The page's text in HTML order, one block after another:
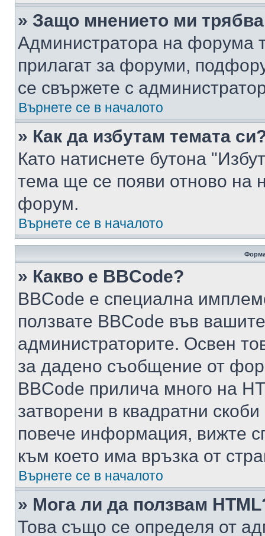
» Защо мнението ми
Администратора на форума
прилагат за форуми,
се свържете с
Върнете се в началото
» Как да избутам темата
Като натиснете бутона
тема ще се появи отново на
форум.
Върнете се в началото
» Какво е BBCode?
BBCode е специална
ползвате BBCode във
администраторите. Освен
за дадено съобщение от
BBCode прилича много на
затворени в квадратни
повече информация, вижте
към което има връзка от
Върнете се в началото
» Мога ли да ползвам
Това също се определя от